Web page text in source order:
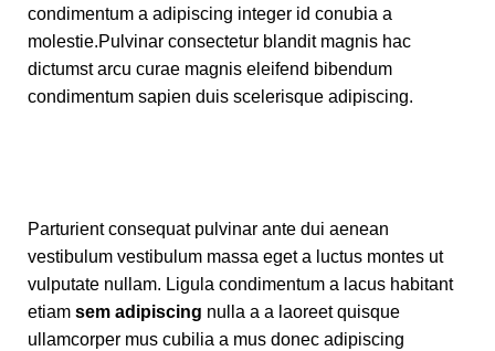
condimentum a adipiscing integer id conubia a
molestie.Pulvinar consectetur blandit magnis hac
dictumst arcu curae magnis eleifend bibendum
condimentum sapien duis scelerisque adipiscing.
Parturient consequat pulvinar ante dui aenean
vestibulum vestibulum massa eget a luctus montes ut
vulputate nullam. Ligula condimentum a lacus habitant
etiam sem adipiscing nulla a a laoreet quisque
ullamcorper mus cubilia a mus donec adipiscing